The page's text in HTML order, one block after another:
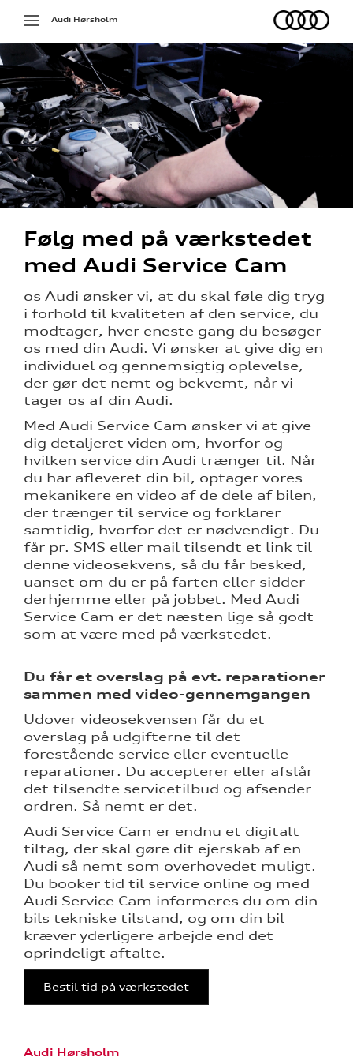
Toggle
navigation
Audi
Audi Hørsholm
Følg med på værkstedet
med Audi Service Cam
os Audi ønsker vi, at du skal føle dig tryg
i forhold til kvaliteten af den service, du
modtager, hver eneste gang du besøger
os med din Audi. Vi ønsker at give dig en
individuel og gennemsigtig oplevelse,
der gør det nemt og bekvemt, når vi
tager os af din Audi.
Med Audi Service Cam ønsker vi at give
dig detaljeret viden om, hvorfor og
hvilken service din Audi trænger til. Når
du har afleveret din bil, optager vores
mekanikere en video af de dele af bilen,
der trænger til service og forklarer
samtidig, hvorfor det er nødvendigt. Du
får pr. SMS eller mail tilsendt et link til
denne videosekvens, så du får besked,
uanset om du er på farten eller sidder
derhjemme eller på jobbet. Med Audi
Service Cam er det næsten lige så godt
som at være med på værkstedet.
Du får et overslag på evt. reparationer
sammen med video-gennemgangen
Udover videosekvensen får du et
overslag på udgifterne til det
forestående service eller eventuelle
reparationer. Du accepterer eller afslår
det tilsendte servicetilbud og afsender
ordren. Så nemt er det.
Audi Service Cam er endnu et digitalt
tiltag, der skal gøre dit ejerskab af en
Audi så nemt som overhovedet muligt.
Du booker tid til service online og med
Audi Service Cam informeres du om din
bils tekniske tilstand, og om din bil
kræver yderligere arbejde end det
oprindeligt aftalte.
Bestil tid på værkstedet
Audi Hørsholm